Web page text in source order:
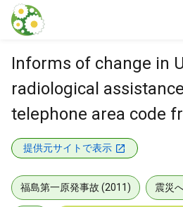
本文に飛ぶ
Informs of change in
radiological
telephone area code
提供元サイトで表示
福島第一原発事故 (2011) 震災